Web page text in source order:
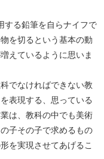
する鉛筆を自らナイフで
を切るという基本の動
えているように思いま
でなければできない教
表現する、思っている
は、教科の中でも美術
子その子で求めるもの
を実現させてあげるこ